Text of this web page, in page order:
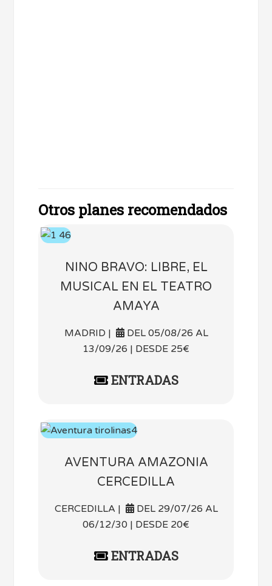
Otros planes recomendados
NINO BRAVO: LIBRE, EL
MUSICAL EN EL TEATRO
AMAYA
MADRID |
DEL 05/08/26 AL
13/09/26 | DESDE 25€
ENTRADAS
AVENTURA AMAZONIA
CERCEDILLA
CERCEDILLA |
DEL 29/07/26 AL
06/12/30 | DESDE 20€
ENTRADAS